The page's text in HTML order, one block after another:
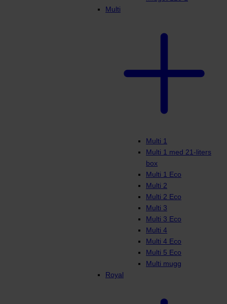
Multi
Multi 1
Multi 1 med 21-liters
box
Multi 1 Eco
Multi 2
Multi 2 Eco
Multi 3
Multi 3 Eco
Multi 4
Multi 4 Eco
Multi 5 Eco
Multi mugg
Royal